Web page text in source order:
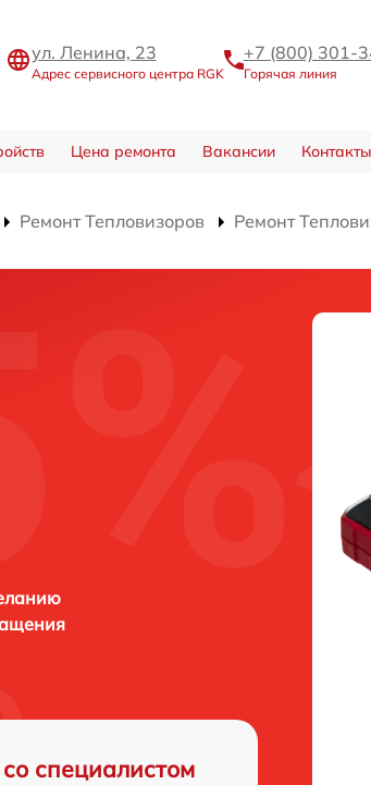
ул. Ленина, 23
Адрес сервисного центра RGK
+7 (800) 301-
Горячая линия
Цена ремонта Вакансии Контакты
Ремонт Тепловизоров Ремонт
специалистом